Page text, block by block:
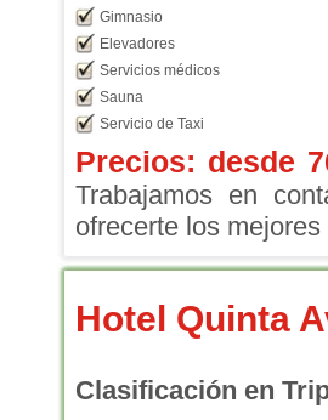
Gimnasio
Elevadores
Servicios médicos
Sauna
Servicio de Taxi
Precios: desde
Trabajamos en
ofrecerte los
Hotel Quinta
Clasificación en